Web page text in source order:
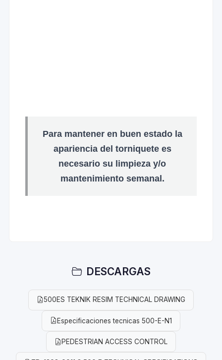
Para mantener en buen estado la
apariencia del torniquete es
necesario su limpieza y/o
mantenimiento semanal.
DESCARGAS
500ES TEKNIK RESIM TECHNICAL DRAWING
Especificaciones tecnicas 500-E-N1
PEDESTRIAN ACCESS CONTROL